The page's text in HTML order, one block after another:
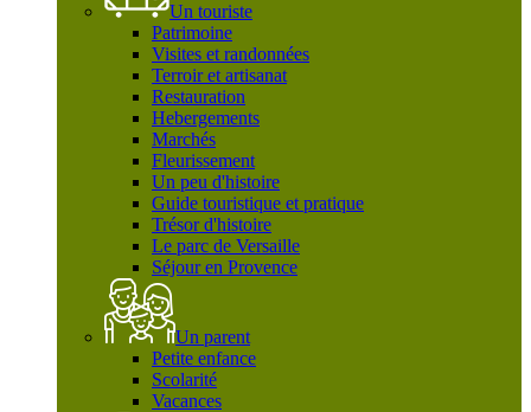
Un touriste
Patrimoine
Visites et randonnées
Terroir et artisanat
Restauration
Hebergements
Marchés
Fleurissement
Un peu d'histoire
Guide touristique et pratique
Trésor d'histoire
Le parc de Versaille
Séjour en Provence
Un parent
Petite enfance
Scolarité
Vacances